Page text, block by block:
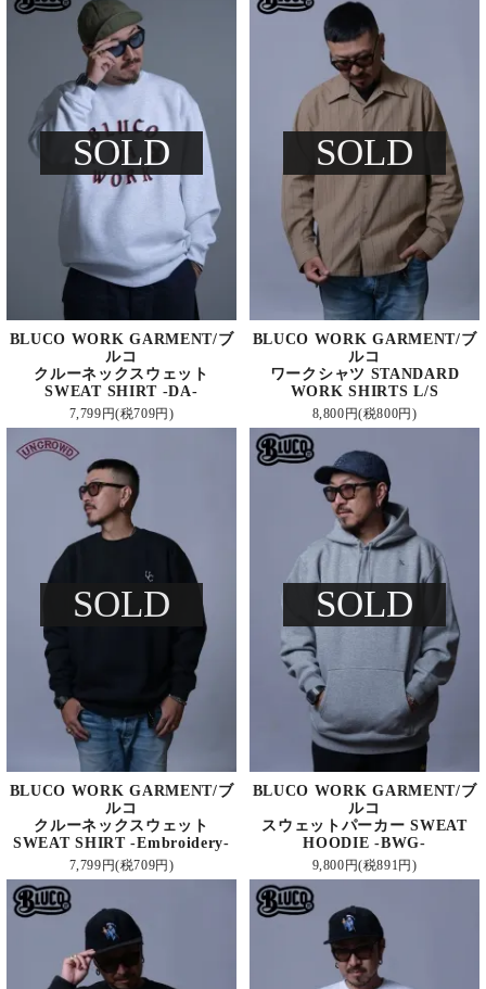
SOLD
BLUCO WORK GARMENT/ブ
ルコ
クルーネックスウェット
SWEAT SHIRT -DA-
7,799円(税709円)
SOLD
BLUCO WORK GARMENT/ブ
ルコ
ワークシャツ STANDARD
WORK SHIRTS L/S
8,800円(税800円)
SOLD
BLUCO WORK GARMENT/ブ
ルコ
クルーネックスウェット
SWEAT SHIRT -Embroidery-
7,799円(税709円)
SOLD
BLUCO WORK GARMENT/ブ
ルコ
スウェットパーカー SWEAT
HOODIE -BWG-
9,800円(税891円)